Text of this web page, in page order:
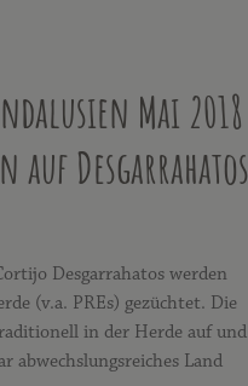
Mai
auf Desgarrahatos
Desgarrahatos werden
(v.a. PREs) gezüchtet. Die
in der Herde auf und
abwechslungsreiches Land